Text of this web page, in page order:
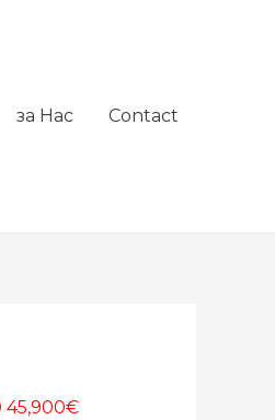
за Нас Contact
45,900€